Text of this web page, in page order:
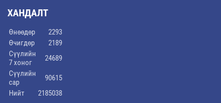
ХАНДАЛТ
Өнөөдөр
2293
Өчигдөр
2189
Сүүлийн
7 хоног
24689
Сүүлийн
сар
90615
Нийт
2185038